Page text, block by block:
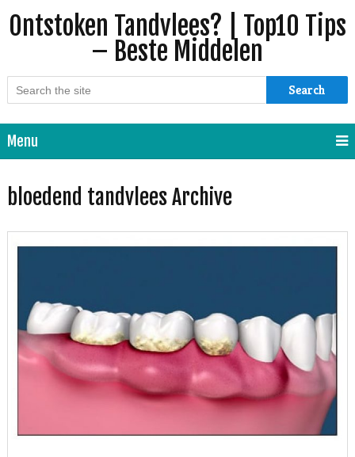
Ontstoken Tandvlees? | Top10 Tips
– Beste Middelen
Search
Menu
bloedend tandvlees Archive